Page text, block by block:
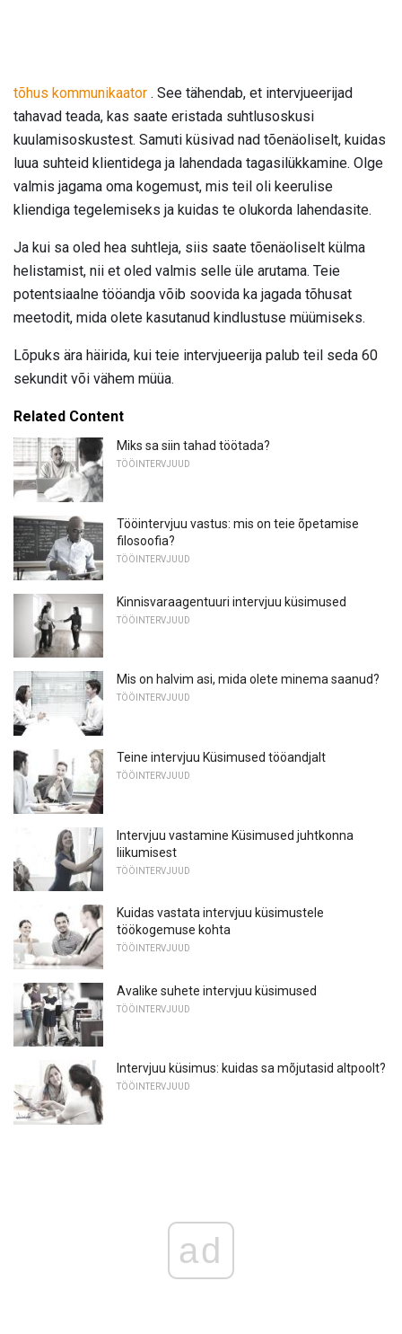
tõhus kommunikaator . See tähendab, et intervjueerijad
tahavad teada, kas saate eristada suhtlusoskusi
kuulamisoskustest. Samuti küsivad nad tõenäoliselt, kuidas
luua suhteid klientidega ja lahendada tagasilükkamine. Olge
valmis jagama oma kogemust, mis teil oli keerulise
kliendiga tegelemiseks ja kuidas te olukorda lahendasite.
Ja kui sa oled hea suhtleja, siis saate tõenäoliselt külma
helistamist, nii et oled valmis selle üle arutama. Teie
potentsiaalne tööandja võib soovida ka jagada tõhusat
meetodit, mida olete kasutanud kindlustuse müümiseks.
Lõpuks ära häirida, kui teie intervjueerija palub teil seda 60
sekundit või vähem müüa.
Related Content
Miks sa siin tahad töötada?
TÖÖINTERVJUUD
Tööintervjuu vastus: mis on teie õpetamise
filosoofia?
TÖÖINTERVJUUD
Kinnisvaraagentuuri intervjuu küsimused
TÖÖINTERVJUUD
Mis on halvim asi, mida olete minema saanud?
TÖÖINTERVJUUD
Teine intervjuu Küsimused tööandjalt
TÖÖINTERVJUUD
Intervjuu vastamine Küsimused juhtkonna
liikumisest
TÖÖINTERVJUUD
Kuidas vastata intervjuu küsimustele
töökogemuse kohta
TÖÖINTERVJUUD
Avalike suhete intervjuu küsimused
TÖÖINTERVJUUD
Intervjuu küsimus: kuidas sa mõjutasid altpoolt?
TÖÖINTERVJUUD
ad